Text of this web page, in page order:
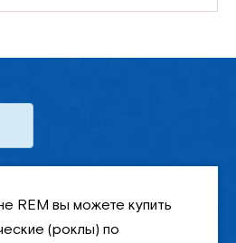
REM вы можете купить
(роклы) по